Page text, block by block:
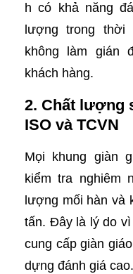
h có khả năng
lượng trong thời
không làm gián
khách hàng.
2. Chất lượng
ISO và TCVN
Mọi khung giàn
kiểm tra nghiêm
lượng mối hàn và
tấn. Đây là lý do
cung cấp giàn
dựng đánh giá cao.